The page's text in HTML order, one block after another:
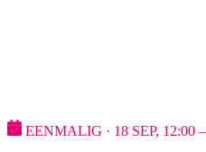
EENMALIG · 18 SEP, 12:00